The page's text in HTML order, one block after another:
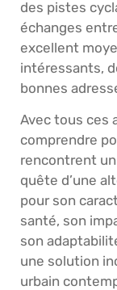
des pistes
échanges
excellent
intéressants,
bonnes
Avec tous ces
comprendre
rencontrent
quête d’une
pour son
santé, son
son
une solution
urbain